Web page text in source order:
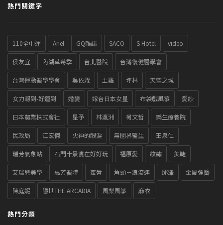
熱門關鍵字
110全中運 Ariel GQ雜誌 SACO S Hotel video
侯友宜 內湖草莓季 台北醫院 台灣復健醫學會
台灣運動醫學學會 吳依霖 土雞 坪林 天空之城
女力報到-好運到 婚變 嫁台日本女星 布袋戲風箏 愛紗
日本農業株式會社 星予 林瀛洲 柯文哲 樂生療養院
民政局 江宏傑 火神的眼淚 無國界醫生 王泉仁
瑞芳氣象站 石門十景實在好好玩 福原愛 紋繡 美睫
艾瑞兒美學 萬芳醫院 蜜唇 角頭－浪流連 邱澤 金屬彈簧
陳庭妮 隱世THE ARCADIA 風梨風箏 麻衣
熱門分類